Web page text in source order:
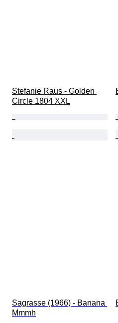
Stefanie Raus - Golden
Circle 1804 XXL
Sagrasse (1966) - Banana
Mmmh